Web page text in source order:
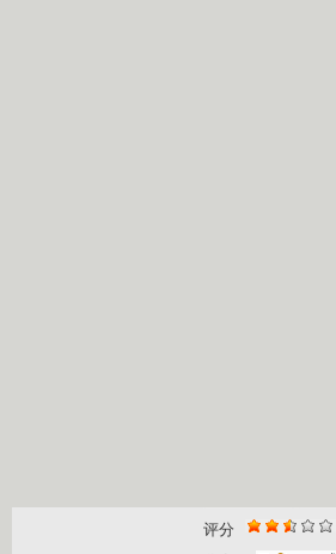
评分